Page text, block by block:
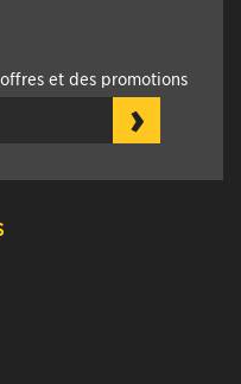
et des promotions
›